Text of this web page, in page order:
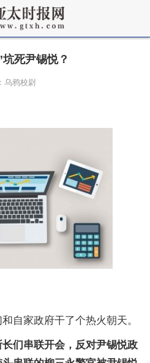
死尹锡悦？
乌鸦校尉
自家政府干了个热火朝天。
们串联开会，反对尹锡悦政